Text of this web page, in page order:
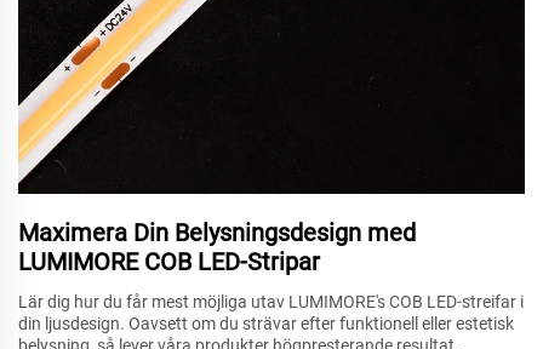
Maximera Din Belysningsdesign med
LUMIMORE COB LED-Stripar
Lär dig hur du får mest möjliga utav LUMIMORE's COB LED-streifar i
din ljusdesign. Oavsett om du strävar efter funktionell eller estetisk